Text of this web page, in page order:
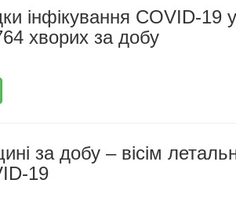
інфікування COVID-19
хворих за добу
за добу – вісім
19